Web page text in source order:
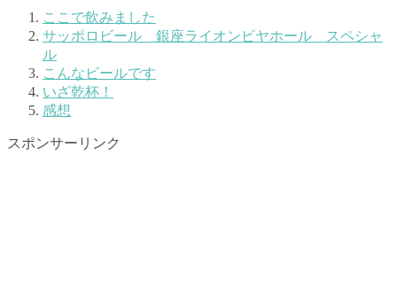
ここで飲みました
サッポロビール 銀座ライオンビヤホール スペシャ
ル
こんなビールです
いざ乾杯！
感想
スポンサーリンク